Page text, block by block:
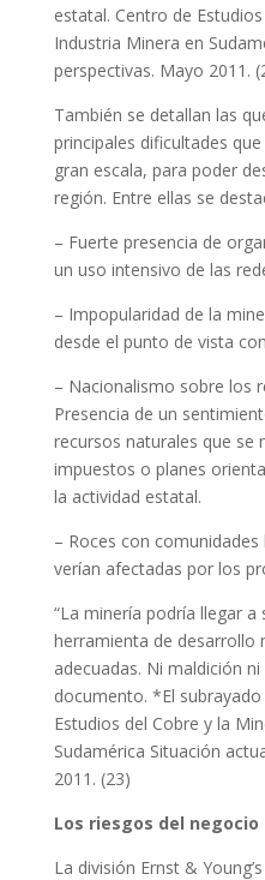
estatal. Centro de
Industria Minera en
perspectivas. Mayo 2011.
También se detallan las
principales dificultades
gran escala, para poder
región. Entre ellas se
– Fuerte presencia de
un uso intensivo de las
– Impopularidad de la
desde el punto de vista
– Nacionalismo sobre los
Presencia de un
recursos naturales que se
impuestos o planes
la actividad estatal.
– Roces con
verían afectadas por los
“La minería podría llegar a
herramienta de desarrollo
adecuadas. Ni maldición
documento. *El
Estudios del Cobre y la
Sudamérica Situación
2011. (23)
Los riesgos del negocio
La división Ernst &